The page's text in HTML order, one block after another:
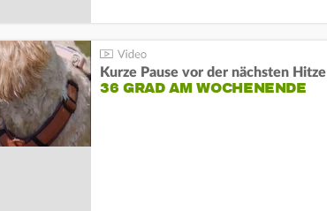
Kurze Pause vor der nächsten Hitze
36 GRAD AM WOCHENENDE